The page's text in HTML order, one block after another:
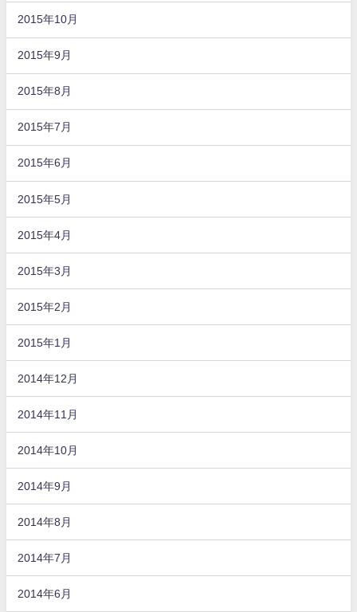
2015年10月
2015年9月
2015年8月
2015年7月
2015年6月
2015年5月
2015年4月
2015年3月
2015年2月
2015年1月
2014年12月
2014年11月
2014年10月
2014年9月
2014年8月
2014年7月
2014年6月